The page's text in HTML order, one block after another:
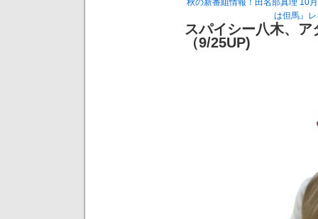
秋の新番組情報！田名部真理 10
は但馬』
スパイシー八木、
（9/25UP)